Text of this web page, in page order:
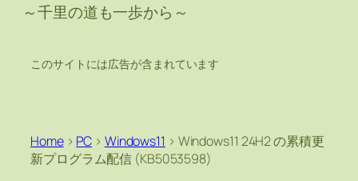
～千里の道も一歩から～
このサイトには広告が含まれています
Home> PC > Windows11 > Windows11 24H2 の累積更
新プログラム配信 (KB5053598)